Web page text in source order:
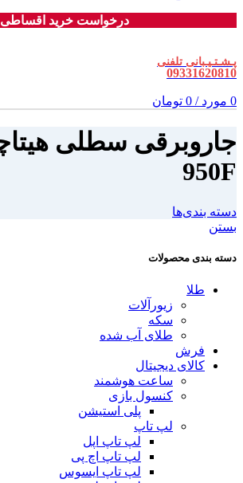
درخواست خرید اقساطی
پـشـتـیـبانی تلفنی
09331620810
0 مورد /
0 تومان
950F
دسته بندی‌ها
بستن
دسته بندی محصولات
طلا
زیورآلات
سکه
طلای آب شده
فرش
کالای دیجیتال
ساعت هوشمند
کنسول بازی
پلی استیشن
لپ تاپ
لپ تاپ اپل
لپ تاپ اچ پی
لپ تاپ ایسوس